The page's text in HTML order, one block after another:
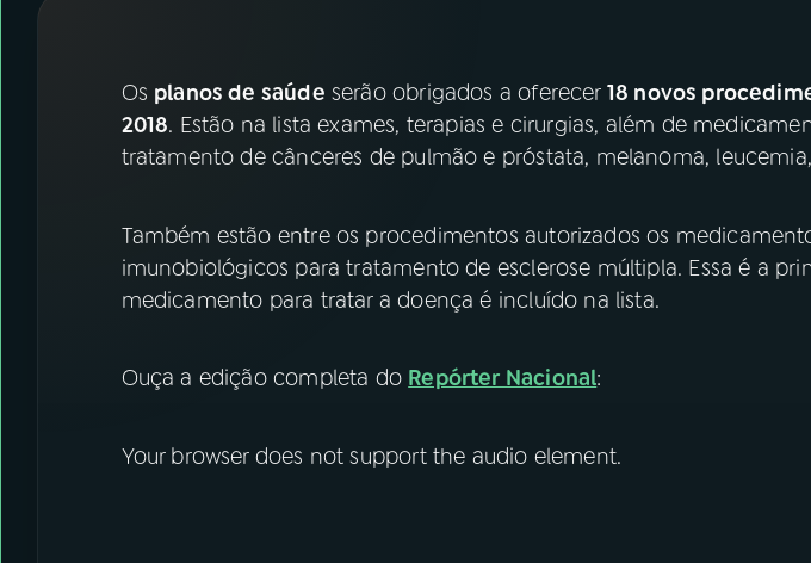
YouTube Facebook
Instagram X
Os planos de saúde serão obrigados a oferecer 18 novos
2018. Estão na lista exames, terapias e cirurgias, além de
tratamento de cânceres de pulmão e próstata, melanoma,
Também estão entre os procedimentos autorizados os
imunobiológicos para tratamento de esclerose múltipla. Essa é a
medicamento para tratar a doença é incluído na lista.
Ouça a edição completa do Repórter Nacional:
Your browser does not support the audio element.